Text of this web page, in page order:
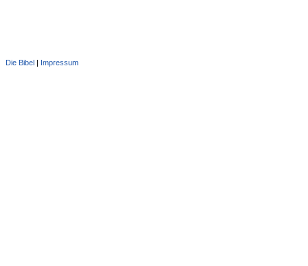
Die Bibel Impressum